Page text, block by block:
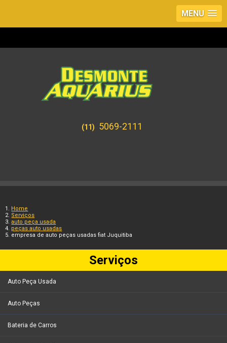
MENU
(11) 5069-2111
Home
Serviços
auto peça usada
peças auto usadas
empresa de auto peças usadas fiat Juquitiba
Serviços
Auto Peça Usada
Auto Peças
Bateria de Carros